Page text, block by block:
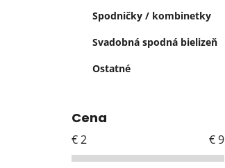
Spodničky / kombinetky
Svadobná spodná bielizeň
Ostatné
Cena
€2 €9